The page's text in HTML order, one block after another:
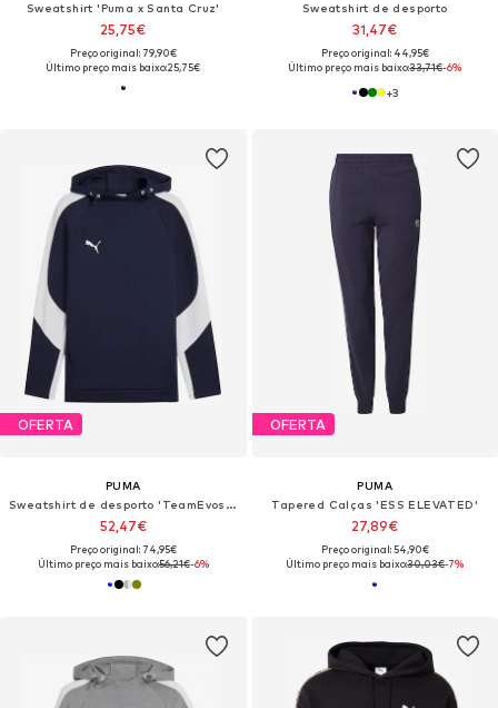
Sweatshirt 'Puma x Santa Cruz'
25,75€
Preço original: 79,90€
Último preço mais baixo:25,75€
Sweatshirt de desporto
31,47€
Preço original: 44,95€
Último preço mais baixo:33,71€-6%
+3
OFERTA
PUMA
Sweatshirt de desporto 'TeamEvostripe'
52,47€
Preço original: 74,95€
Último preço mais baixo:56,21€-6%
OFERTA
PUMA
Tapered Calças 'ESS ELEVATED'
27,89€
Preço original: 54,90€
Último preço mais baixo:30,03€-7%